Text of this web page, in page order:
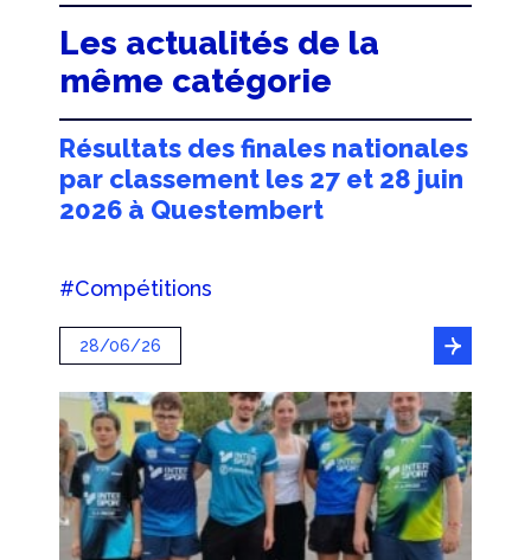
Les actualités de la
même catégorie
Résultats des finales nationales
par classement les 27 et 28 juin
2026 à Questembert
#Compétitions
28/06/26